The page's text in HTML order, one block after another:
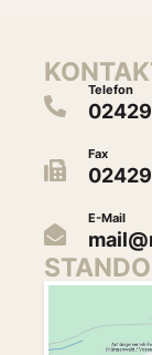
Telefon
Fax
E-Mail